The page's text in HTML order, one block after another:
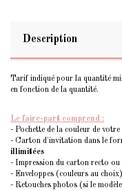
Description
Tarif indiqué pour la quantité
en fonction de la quantité.
Le faire-part comprend :
- Pochette de la couleur de
- Carton d'invitation dans le
illimitées
- Impression du carton recto
- Enveloppes (couleurs au choix)
- Retouches photos (si le